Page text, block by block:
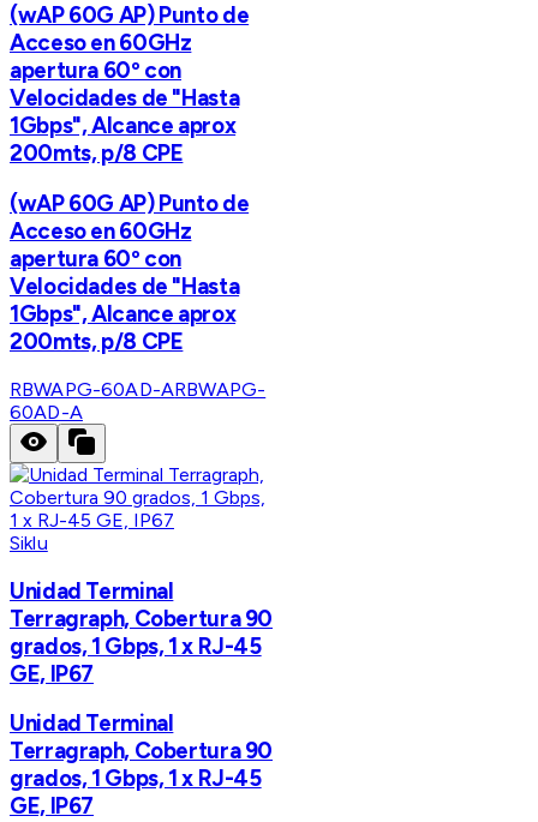
(wAP 60G AP) Punto de
Acceso en 60GHz
apertura 60º con
Velocidades de "Hasta
1Gbps", Alcance aprox
200mts, p/8 CPE
(wAP 60G AP) Punto de
Acceso en 60GHz
apertura 60º con
Velocidades de "Hasta
1Gbps", Alcance aprox
200mts, p/8 CPE
RBWAPG-60AD-ARBWAPG-
60AD-A
Siklu
Unidad Terminal
Terragraph, Cobertura 90
grados, 1 Gbps, 1 x RJ-45
GE, IP67
Unidad Terminal
Terragraph, Cobertura 90
grados, 1 Gbps, 1 x RJ-45
GE, IP67